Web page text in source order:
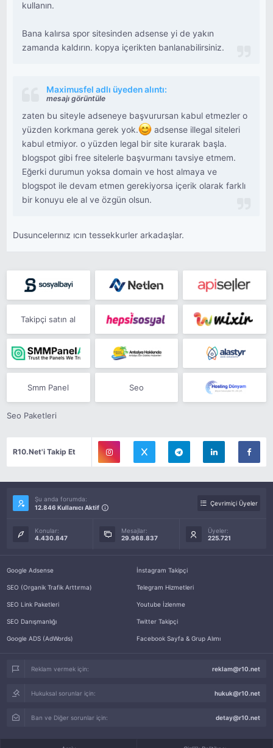
kullanın.
Bana kalırsa spor sitesinden adsense yi de yakın
zamanda kaldırın. kopya içerikten banlanabilirsiniz.
Maximusfel adlı üyeden alıntı:
mesajı görüntüle
zaten bu siteyle adseneye başvurursan kabul etmezler o
yüzden korkmana gerek yok.
adsense illegal siteleri
kabul etmiyor. o yüzden legal bir site kurarak başla.
blogspot gibi free sitelerle başvurmanı tavsiye etmem.
Eğerki durumun yoksa domain ve host almaya ve
blogspot ile devam etmen gerekiyorsa içerik olarak farklı
bir konuyu ele al ve özgün olsun.
Dusuncelerınız ıcın tessekkurler arkadaşlar.
Takipçi satın al
Smm Panel Seo
Seo Paketleri
R10.Net'i Takip Et
Şu anda forumda:
12.846 Kullanıcı Aktif
Çevrimiçi Üyeler
Konular:
4.430.847
Mesajlar:
29.968.837
Üyeler:
225.721
Google Adsense
SEO (Organik Trafik Arttırma)
SEO Link Paketleri
SEO Danışmanlığı
Google ADS (AdWords)
İnstagram Takipçi
Telegram Hizmetleri
Youtube İzlenme
Twitter Takipçi
Facebook Sayfa & Grup Alımı
Reklam vermek için: reklam@r10.net
Hukuksal sorunlar için: hukuk@r10.net
Ban ve Diğer sorunlar için: detay@r10.net